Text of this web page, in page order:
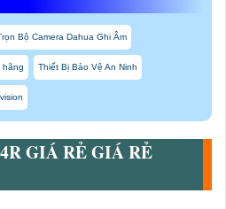
Bộ Camera Dahua Ghi Âm
hãng Thiết Bị Bảo Vệ An Ninh
GIÁ RẺ GIÁ RẺ